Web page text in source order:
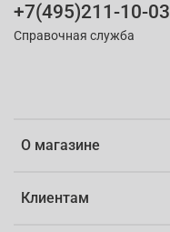
О магазине
Клиентам
+7(495)211-10-03
Справочная служба